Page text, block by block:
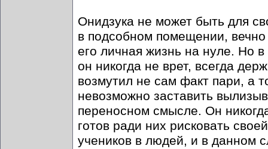
Онидзука не может быть для
в подсобном помещении, вечно
его личная жизнь на нуле. Но
он никогда не врет, всегда
возмутил не сам факт пари, а
невозможно заставить
переносном смысле. Он
готов ради них рисковать
учеников в людей, и в данном